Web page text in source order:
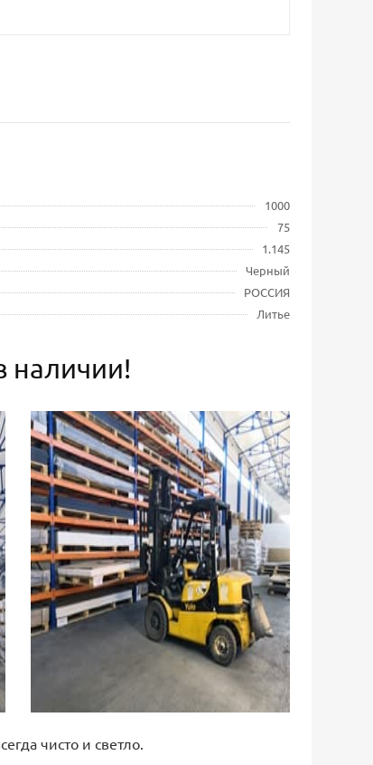
1000
75
1.145
Черный
РОССИЯ
Литье
наличии!
чисто и светло.